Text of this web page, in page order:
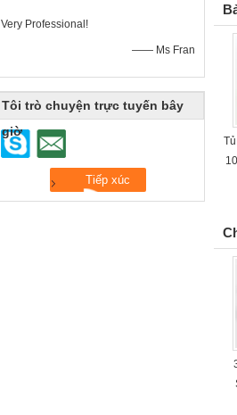
Very Professional!
—— Ms Fran
Tôi trò chuyện trực tuyến bây
giờ